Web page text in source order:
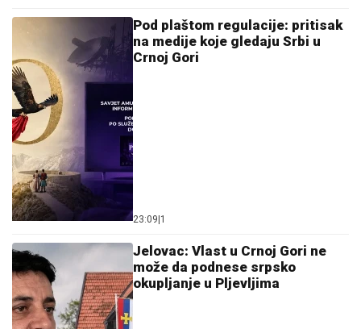
Pod plaštom regulacije: pritisak
na medije koje gledaju Srbi u
Crnoj Gori
23:09 1
Jelovac: Vlast u Crnoj Gori ne
može da podnese srpsko
okupljanje u Pljevljima